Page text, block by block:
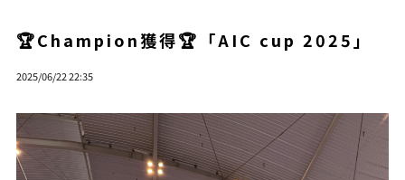
🏆️Champion獲得🏆️「AIC cup 2025」
2025/06/22 22:35